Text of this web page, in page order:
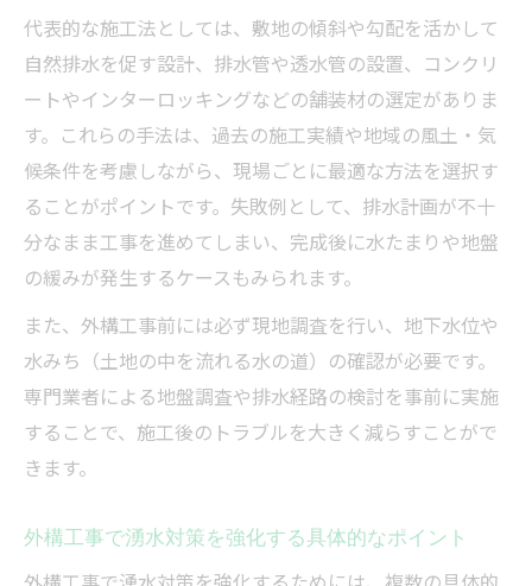
代表的な施工法としては、敷地の傾斜や勾配を活かして
自然排水を促す設計、排水管や透水管の設置、コンクリ
ートやインターロッキングなどの舗装材の選定がありま
す。これらの手法は、過去の施工実績や地域の風土・気
候条件を考慮しながら、現場ごとに最適な方法を選択す
ることがポイントです。失敗例として、排水計画が不十
分なまま工事を進めてしまい、完成後に水たまりや地盤
の緩みが発生するケースもみられます。
また、外構工事前には必ず現地調査を行い、地下水位や
水みち（土地の中を流れる水の道）の確認が必要です。
専門業者による地盤調査や排水経路の検討を事前に実施
することで、施工後のトラブルを大きく減らすことがで
きます。
外構工事で湧水対策を強化する具体的なポイント